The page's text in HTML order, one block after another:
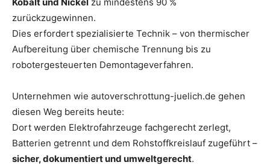
zurückzugewinnen.
Dies erfordert spezialisierte Technik – von thermischer
Aufbereitung über chemische Trennung bis zu
robotergesteuerten Demontageverfahren.
Unternehmen wie autoverschrottung-juelich.de gehen
diesen Weg bereits heute:
Dort werden Elektrofahrzeuge fachgerecht zerlegt,
Batterien getrennt und dem Rohstoffkreislauf zugeführt –
sicher, dokumentiert und umweltgerecht.